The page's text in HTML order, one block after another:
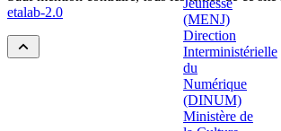
etalab-2.0